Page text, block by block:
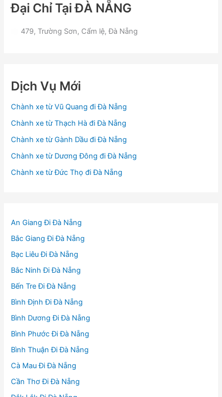
Đại Chỉ Tại ĐÀ NẴNG
479, Trường Sơn, Cẩm lệ, Đà Nẵng
Dịch Vụ Mới
Chành xe từ Vũ Quang đi Đà Nẵng
Chành xe từ Thạch Hà đi Đà Nẵng
Chành xe từ Gành Dầu đi Đà Nẵng
Chành xe từ Dương Đông đi Đà Nẵng
Chành xe từ Đức Thọ đi Đà Nẵng
An Giang Đi Đà Nẵng
Bắc Giang Đi Đà Nẵng
Bạc Liêu Đi Đà Nẵng
Bắc Ninh Đi Đà Nẵng
Bến Tre Đi Đà Nẵng
Bình Định Đi Đà Nẵng
Bình Dương Đi Đà Nẵng
Bình Phước Đi Đà Nẵng
Bình Thuận Đi Đà Nẵng
Cà Mau Đi Đà Nẵng
Cần Thơ Đi Đà Nẵng